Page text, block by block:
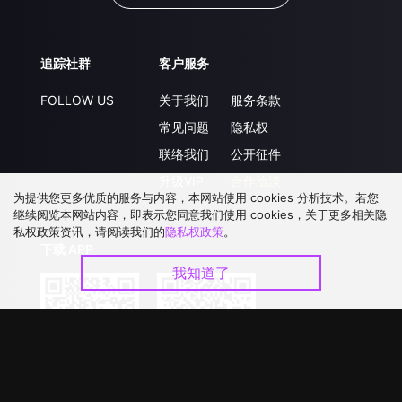
追踪社群
FOLLOW US
客户服务
关于我们
常见问题
联络我们
服务条款
隐私权
公开征件
为提供您更多优质的服务与内容，本网站使用 cookies 分析技术。若您
继续阅览本网站内容，即表示您同意我们使用 cookies，关于更多相关隐
私权政策资讯，请阅读我们的隐私权政策。
我知道了